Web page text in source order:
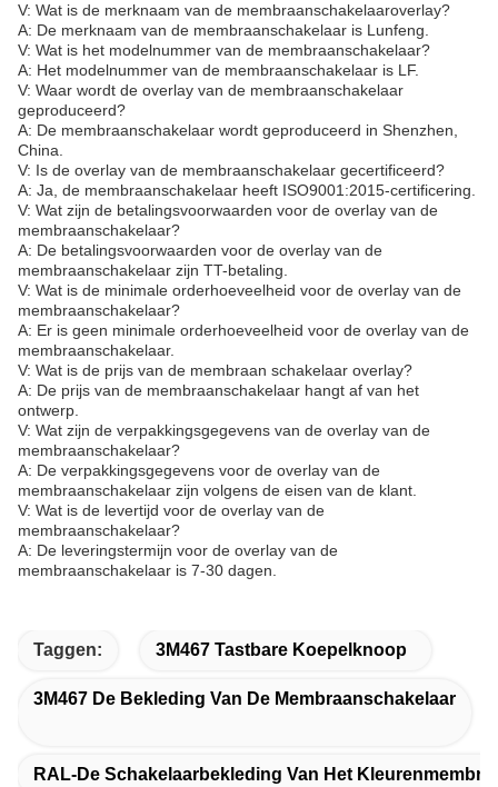
V: Wat is de merknaam van de membraanschakelaaroverlay?
A: De merknaam van de membraanschakelaar is Lunfeng.
V: Wat is het modelnummer van de membraanschakelaar?
A: Het modelnummer van de membraanschakelaar is LF.
V: Waar wordt de overlay van de membraanschakelaar
geproduceerd?
A: De membraanschakelaar wordt geproduceerd in Shenzhen,
China.
V: Is de overlay van de membraanschakelaar gecertificeerd?
A: Ja, de membraanschakelaar heeft ISO9001:2015-certificering.
V: Wat zijn de betalingsvoorwaarden voor de overlay van de
membraanschakelaar?
A: De betalingsvoorwaarden voor de overlay van de
membraanschakelaar zijn TT-betaling.
V: Wat is de minimale orderhoeveelheid voor de overlay van de
membraanschakelaar?
A: Er is geen minimale orderhoeveelheid voor de overlay van de
membraanschakelaar.
V: Wat is de prijs van de membraan schakelaar overlay?
A: De prijs van de membraanschakelaar hangt af van het
ontwerp.
V: Wat zijn de verpakkingsgegevens van de overlay van de
membraanschakelaar?
A: De verpakkingsgegevens voor de overlay van de
membraanschakelaar zijn volgens de eisen van de klant.
V: Wat is de levertijd voor de overlay van de
membraanschakelaar?
A: De leveringstermijn voor de overlay van de
membraanschakelaar is 7-30 dagen.
Taggen: 3M467 Tastbare Koepelknoop
3M467 De Bekleding Van De Membraanschakelaar
RAL-De Schakelaarbekleding Van Het